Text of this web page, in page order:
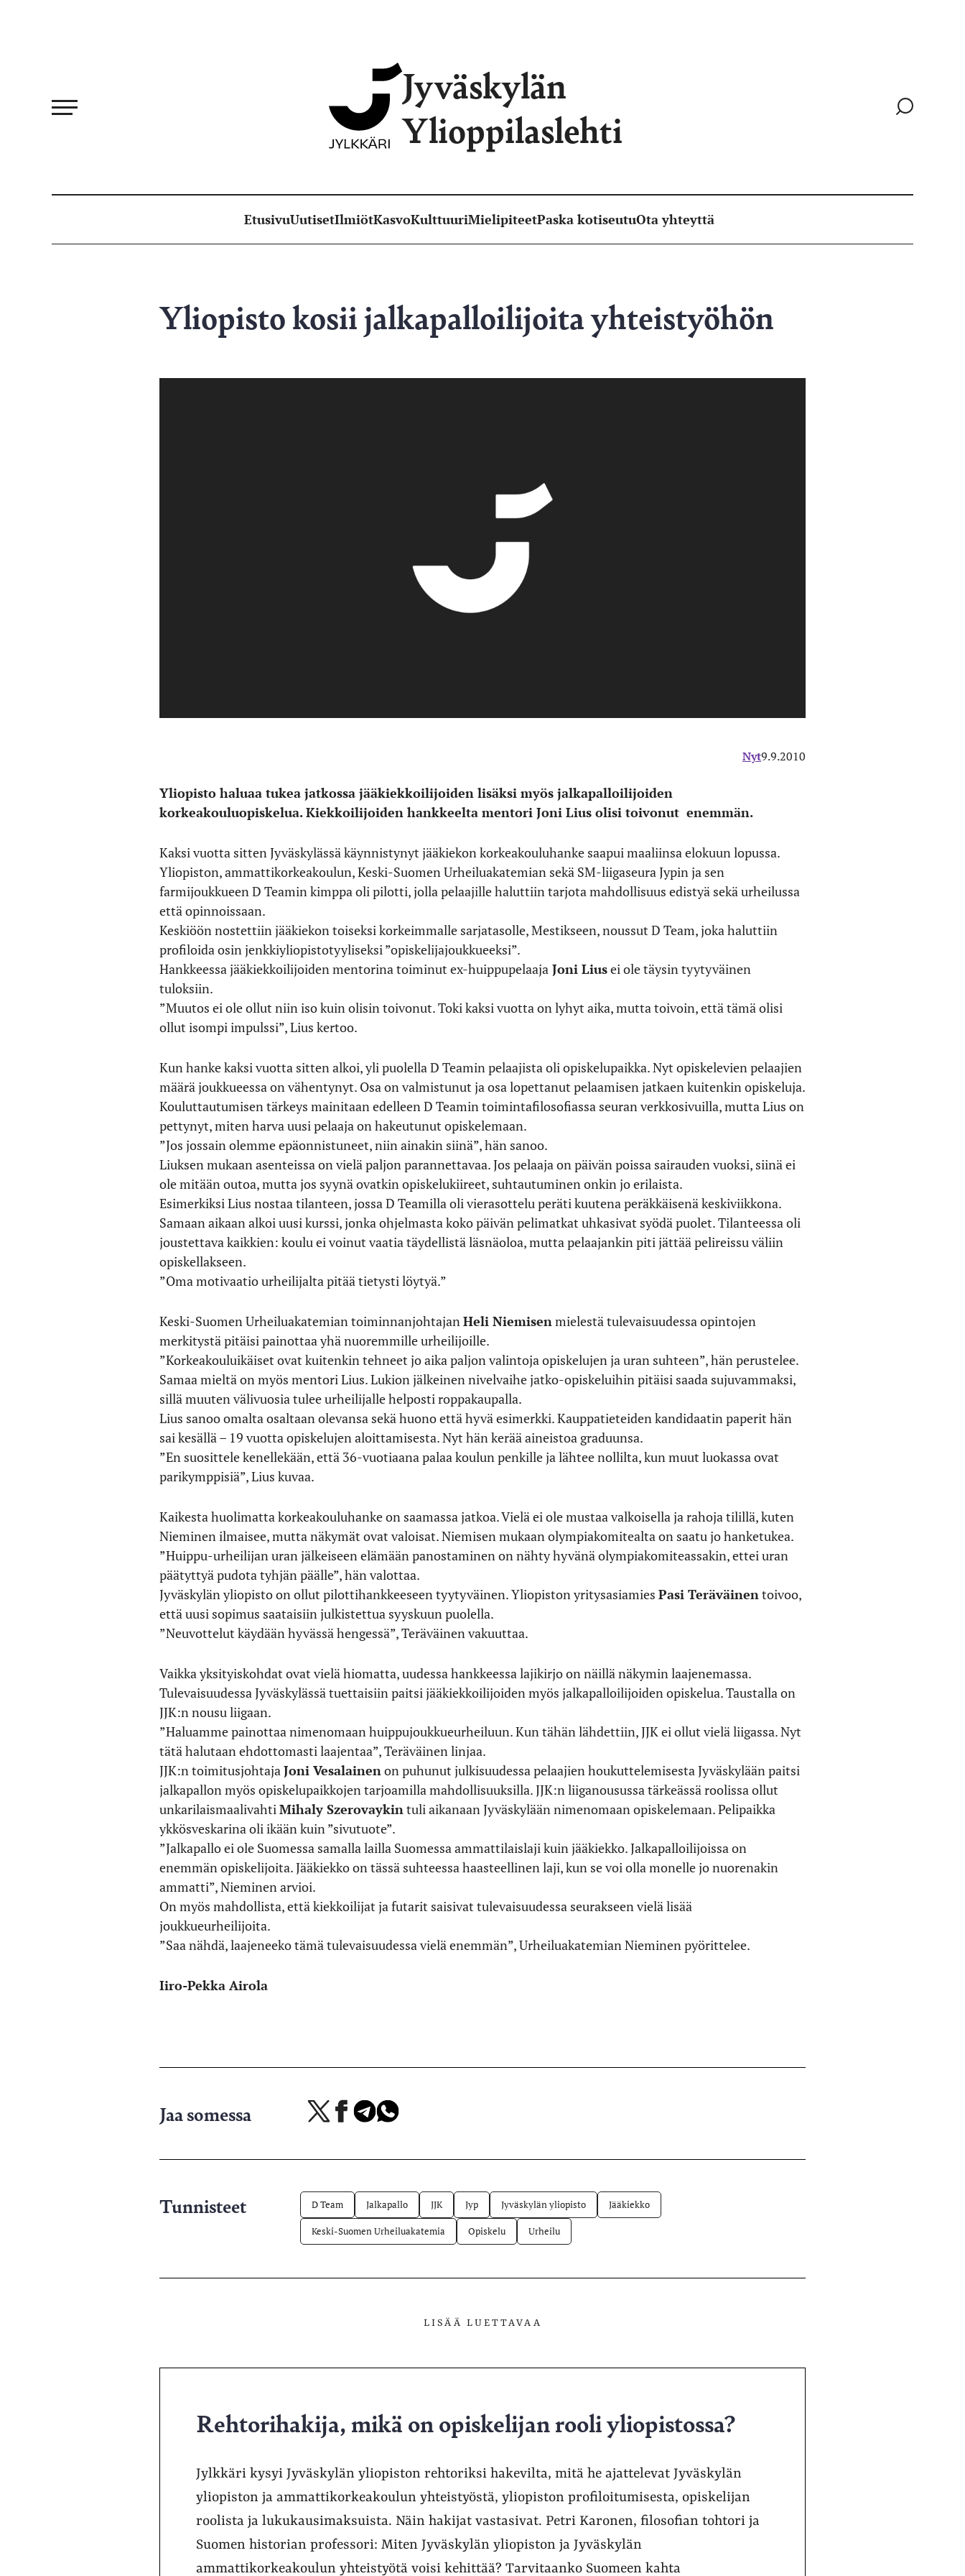
Jyväskylän
Ylioppilaslehti
Siirry
EtusivuUutisetIlmiötKasvoKulttuuriMielipiteetPaska kotiseutuOta yhteyttä
Yliopisto kosii jalkapalloilijoita yhteistyöhön
Nyt9.9.2010
Yliopisto haluaa tukea jatkossa jääkiekkoilijoiden lisäksi myös jalkapalloilijoiden
korkeakouluopiskelua. Kiekkoilijoiden hankkeelta mentori Joni Lius olisi toivonut enemmän.
Kaksi vuotta sitten Jyväskylässä käynnistynyt jääkiekon korkeakouluhanke saapui maaliinsa elokuun lopussa.
Yliopiston, ammattikorkeakoulun, Keski-Suomen Urheiluakatemian sekä SM-liigaseura Jypin ja sen
farmijoukkueen D Teamin kimppa oli pilotti, jolla pelaajille haluttiin tarjota mahdollisuus edistyä sekä urheilussa
että opinnoissaan.
Keskiöön nostettiin jääkiekon toiseksi korkeimmalle sarjatasolle, Mestikseen, noussut D Team, joka haluttiin
profiloida osin jenkkiyliopistotyyliseksi ”opiskelijajoukkueeksi”.
Hankkeessa jääkiekkoilijoiden mentorina toiminut ex-huippupelaaja Joni Liusei ole täysin tyytyväinen
tuloksiin.
”Muutos ei ole ollut niin iso kuin olisin toivonut. Toki kaksi vuotta on lyhyt aika, mutta toivoin, että tämä olisi
ollut isompi impulssi”, Lius kertoo.
Kun hanke kaksi vuotta sitten alkoi, yli puolella D Teamin pelaajista oli opiskelupaikka. Nyt opiskelevien pelaajien
määrä joukkueessa on vähentynyt. Osa on valmistunut ja osa lopettanut pelaamisen jatkaen kuitenkin opiskeluja.
Kouluttautumisen tärkeys mainitaan edelleen D Teamin toimintafilosofiassa seuran verkkosivuilla, mutta Lius on
pettynyt, miten harva uusi pelaaja on hakeutunut opiskelemaan.
”Jos jossain olemme epäonnistuneet, niin ainakin siinä”, hän sanoo.
Liuksen mukaan asenteissa on vielä paljon parannettavaa. Jos pelaaja on päivän poissa sairauden vuoksi, siinä ei
ole mitään outoa, mutta jos syynä ovatkin opiskelukiireet, suhtautuminen onkin jo erilaista.
Esimerkiksi Lius nostaa tilanteen, jossa D Teamilla oli vierasottelu peräti kuutena peräkkäisenä keskiviikkona.
Samaan aikaan alkoi uusi kurssi, jonka ohjelmasta koko päivän pelimatkat uhkasivat syödä puolet. Tilanteessa oli
joustettava kaikkien: koulu ei voinut vaatia täydellistä läsnäoloa, mutta pelaajankin piti jättää pelireissu väliin
opiskellakseen.
”Oma motivaatio urheilijalta pitää tietysti löytyä.”
Keski-Suomen Urheiluakatemian toiminnanjohtajan Heli Niemisen mielestä tulevaisuudessa opintojen
merkitystä pitäisi painottaa yhä nuoremmille urheilijoille.
”Korkeakouluikäiset ovat kuitenkin tehneet jo aika paljon valintoja opiskelujen ja uran suhteen”, hän perustelee.
Samaa mieltä on myös mentori Lius. Lukion jälkeinen nivelvaihe jatko-opiskeluihin pitäisi saada sujuvammaksi,
sillä muuten välivuosia tulee urheilijalle helposti roppakaupalla.
Lius sanoo omalta osaltaan olevansa sekä huono että hyvä esimerkki. Kauppatieteiden kandidaatin paperit hän
sai kesällä – 19 vuotta opiskelujen aloittamisesta. Nyt hän kerää aineistoa graduunsa.
”En suosittele kenellekään, että 36-vuotiaana palaa koulun penkille ja lähtee nollilta, kun muut luokassa ovat
parikymppisiä”, Lius kuvaa.
Kaikesta huolimatta korkeakouluhanke on saamassa jatkoa. Vielä ei ole mustaa valkoisella ja rahoja tilillä, kuten
Nieminen ilmaisee, mutta näkymät ovat valoisat. Niemisen mukaan olympiakomitealta on saatu jo hanketukea.
”Huippu-urheilijan uran jälkeiseen elämään panostaminen on nähty hyvänä olympiakomiteassakin, ettei uran
päätyttyä pudota tyhjän päälle”, hän valottaa.
Jyväskylän yliopisto on ollut pilottihankkeeseen tyytyväinen. Yliopiston yritysasiamies Pasi Teräväinen toivoo,
että uusi sopimus saataisiin julkistettua syyskuun puolella.
”Neuvottelut käydään hyvässä hengessä”, Teräväinen vakuuttaa.
Vaikka yksityiskohdat ovat vielä hiomatta, uudessa hankkeessa lajikirjo on näillä näkymin laajenemassa.
Tulevaisuudessa Jyväskylässä tuettaisiin paitsi jääkiekkoilijoiden myös jalkapalloilijoiden opiskelua. Taustalla on
JJK:n nousu liigaan.
”Haluamme painottaa nimenomaan huippujoukkueurheiluun. Kun tähän lähdettiin, JJK ei ollut vielä liigassa. Nyt
tätä halutaan ehdottomasti laajentaa”, Teräväinen linjaa.
JJK:n toimitusjohtaja Joni Vesalainen on puhunut julkisuudessa pelaajien houkuttelemisesta Jyväskylään paitsi
jalkapallon myös opiskelupaikkojen tarjoamilla mahdollisuuksilla. JJK:n liiganousussa tärkeässä roolissa ollut
unkarilaismaalivahti Mihaly Szerovaykin tuli aikanaan Jyväskylään nimenomaan opiskelemaan. Pelipaikka
ykkösveskarina oli ikään kuin ”sivutuote”.
”Jalkapallo ei ole Suomessa samalla lailla Suomessa ammattilaislaji kuin jääkiekko. Jalkapalloilijoissa on
enemmän opiskelijoita. Jääkiekko on tässä suhteessa haasteellinen laji, kun se voi olla monelle jo nuorenakin
ammatti”, Nieminen arvioi.
On myös mahdollista, että kiekkoilijat ja futarit saisivat tulevaisuudessa seurakseen vielä lisää
joukkueurheilijoita.
”Saa nähdä, laajeneeko tämä tulevaisuudessa vielä enemmän”, Urheiluakatemian Nieminen pyörittelee.
Iiro-Pekka Airola
Jaa somessa
Jaa
palvelussa
Jaa Jaa Jaa
Tunnisteet D Team Jalkapallo JJK Jyp Jyväskylän yliopisto Jääkiekko
Keski-Suomen Urheiluakatemia Opiskelu Urheilu
LISÄÄ LUETTAVAA
Rehtorihakija, mikä on opiskelijan rooli yliopistossa?
Jylkkäri kysyi Jyväskylän yliopiston rehtoriksi hakevilta, mitä he ajattelevat Jyväskylän
yliopiston ja ammattikorkeakoulun yhteistyöstä, yliopiston profiloitumisesta, opiskelijan
roolista ja lukukausimaksuista. Näin hakijat vastasivat. Petri Karonen, filosofian tohtori ja
Suomen historian professori: Miten Jyväskylän yliopiston ja Jyväskylän
ammattikorkeakoulun yhteistyötä voisi kehittää? Tarvitaanko Suomeen kahta